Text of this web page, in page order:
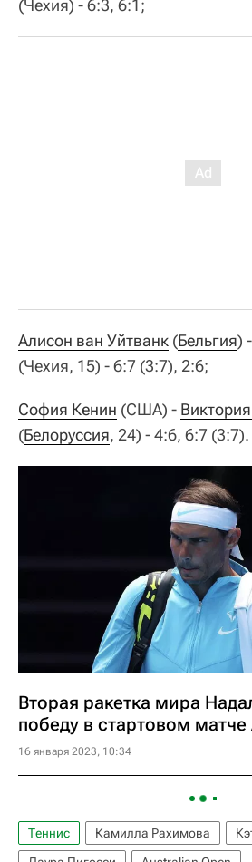
(Чехия) - 6:3, 6:1;
Алисон ван Уйтванк (Бельгия) -
(Чехия, 15) - 6:7 (3:7), 2:6;
София Кенин (США) -
(Белоруссия, 24) - 4:6, 6:7 (3:7).
Вторая ракетка мира
победу в стартовом матче
16 января 2023, 10:34
Теннис Камилла Рахимова